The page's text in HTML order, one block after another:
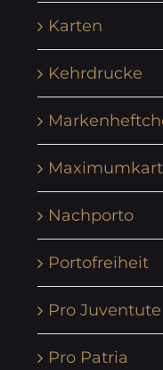
Karten
Kehrdrucke
Nachporto
Portofreiheit
Pro Juventute
Pro Patria